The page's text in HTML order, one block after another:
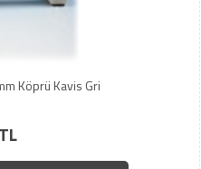
Köprü Kavis Gri